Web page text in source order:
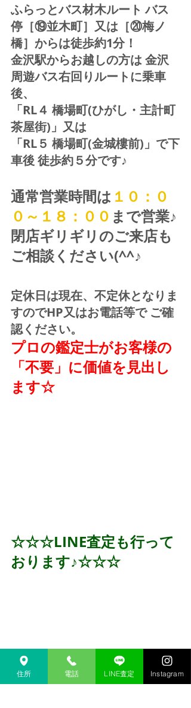
ふらっとバス材木ルート バス
停［⑲並木町］又は［⑳梅ノ
橋］からは徒歩約1分！
金沢駅からお越しの方は 金沢
周遊バス右回りルートに乗車
後、
「RL４ 橋場町(ひがし・主計町
茶屋街)」又は
「RL５ 橋場町(金城樓前)」で下
車後 徒歩約５分です♪
通常営業時間は １０：０
０～１８：００ まで営業♪
閉店ギリギリのご来店も
ご相談ください(^^♪
定休日は現在、不定休となりま
すのでHP又はお電話等で ご確
認ください。
プロの鑑定士がお客様の
「不要」に価値を見出し
ます☆
☆☆☆LINE査定も行って
おります♪☆☆☆
住所 電話 LINE査定 Instagram